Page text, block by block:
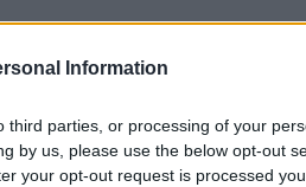
Information
parties, or processing of your
by us, please use the below opt-out
your opt-out request is processed
όλες τις ειδήσεις από